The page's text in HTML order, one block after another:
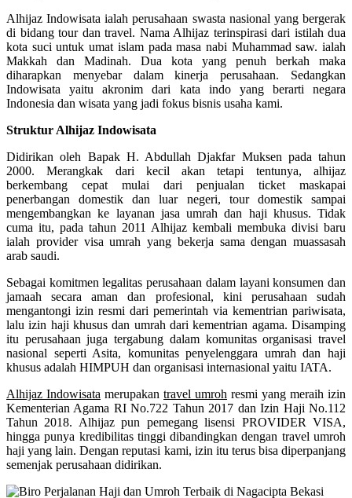
Alhijaz Indowisata ialah perusahaan swasta nasional yang bergerak
di bidang tour dan travel. Nama Alhijaz terinspirasi dari istilah dua
kota suci untuk umat islam pada masa nabi Muhammad saw. ialah
Makkah dan Madinah. Dua kota yang penuh berkah maka
diharapkan menyebar dalam kinerja perusahaan. Sedangkan
Indowisata yaitu akronim dari kata indo yang berarti negara
Indonesia dan wisata yang jadi fokus bisnis usaha kami.
Struktur Alhijaz Indowisata
Didirikan oleh Bapak H. Abdullah Djakfar Muksen pada tahun
2000. Merangkak dari kecil akan tetapi tentunya, alhijaz
berkembang cepat mulai dari penjualan ticket maskapai
penerbangan domestik dan luar negeri, tour domestik sampai
mengembangkan ke layanan jasa umrah dan haji khusus. Tidak
cuma itu, pada tahun 2011 Alhijaz kembali membuka divisi baru
ialah provider visa umrah yang bekerja sama dengan muassasah
arab saudi.
Sebagai komitmen legalitas perusahaan dalam layani konsumen dan
jamaah secara aman dan profesional, kini perusahaan sudah
mengantongi izin resmi dari pemerintah via kementrian pariwisata,
lalu izin haji khusus dan umrah dari kementrian agama. Disamping
itu perusahaan juga tergabung dalam komunitas organisasi travel
nasional seperti Asita, komunitas penyelenggara umrah dan haji
khusus adalah HIMPUH dan organisasi internasional yaitu IATA.
Alhijaz Indowisata merupakan travel umroh resmi yang meraih izin
Kementerian Agama RI No.722 Tahun 2017 dan Izin Haji No.112
Tahun 2018. Alhijaz pun pemegang lisensi PROVIDER VISA,
hingga punya kredibilitas tinggi dibandingkan dengan travel umroh
haji yang lain. Dengan reputasi kami, izin itu terus bisa diperpanjang
semenjak perusahaan didirikan.